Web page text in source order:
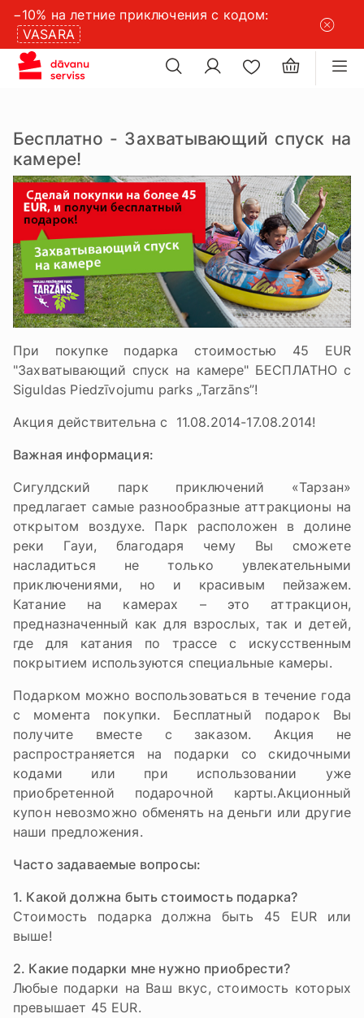
−10% на летние приключения с кодом:
VASARA
×
Бесплатно - Захватывающий спуск на
камере!
При покупке подарка стоимостью 45 EUR
"Захватывающий спуск на камере" БЕСПЛАТНО c
Siguldas Piedzīvojumu parks „Tarzāns”!
Акция действительна c 11.08.2014-17.08.2014!
Важная информация:
Сигулдский парк приключений «Тарзан»
предлагает самые разнообразные аттракционы на
открытом воздухе. Парк расположен в долине
реки Гауи, благодаря чему Вы сможете
насладиться не только увлекательными
приключениями, но и красивым пейзажем.
Катание на камерах – это аттракцион,
предназначенный как для взрослых, так и детей,
где для катания по трассе с искусственным
покрытием используются специальные камеры.
Подарком можно воспользоваться в течение года
с момента покупки. Бесплатный подарок Вы
получите вместе с заказом. Акция не
распространяется на подарки со скидочными
кодами или при использовании уже
приобретенной подарочной карты.Акционный
купон невозможно обменять на деньги или другие
наши предложения.
Часто задаваемые вопросы:
1. Какой должна быть стоимость подарка?
Стоимость подарка должна быть 45 EUR или
выше!
2. Какие подарки мне нужно приобрести?
Любые подарки на Ваш вкус, стоимость которых
превышает 45 EUR.
настройки файлов cookie ×